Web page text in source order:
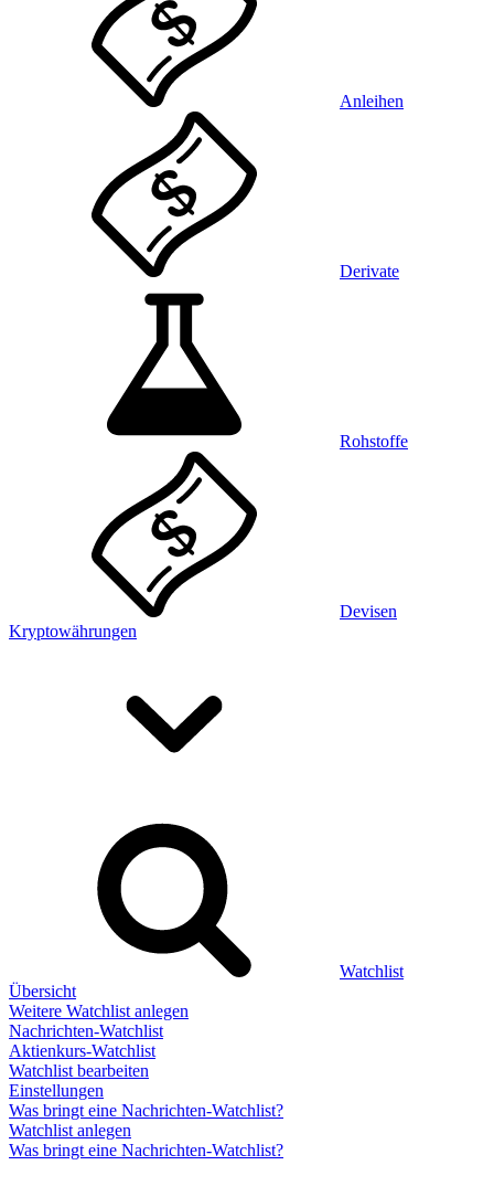
Anleihen
Derivate
Rohstoffe
Devisen
Kryptowährungen
Watchlist
Übersicht
Weitere Watchlist anlegen
Nachrichten-Watchlist
Aktienkurs-Watchlist
Watchlist bearbeiten
Einstellungen
Was bringt eine Nachrichten-Watchlist?
Watchlist anlegen
Was bringt eine Nachrichten-Watchlist?